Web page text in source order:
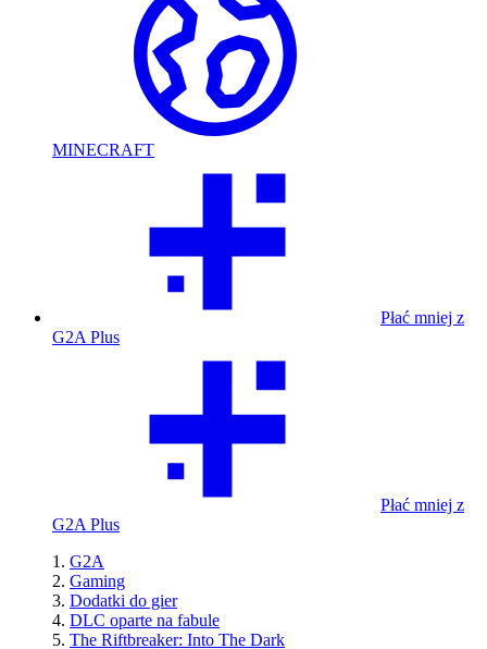
MINECRAFT
Płać mniej z
G2A Plus
Płać mniej z
G2A Plus
G2A
Gaming
Dodatki do gier
DLC oparte na fabule
The Riftbreaker: Into The Dark